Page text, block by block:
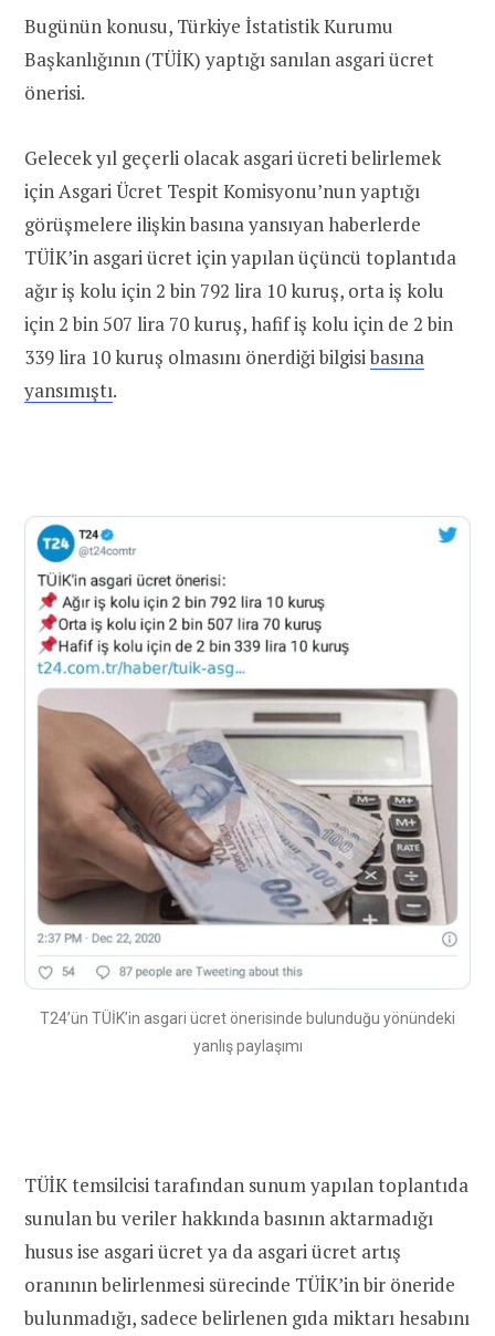
Bugünün konusu, Türkiye İstatistik Kurumu
Başkanlığının (TÜİK) yaptığı sanılan asgari ücret
önerisi.
Gelecek yıl geçerli olacak asgari ücreti belirlemek
için Asgari Ücret Tespit Komisyonu’nun yaptığı
görüşmelere ilişkin basına yansıyan haberlerde
TÜİK’in asgari ücret için yapılan üçüncü toplantıda
ağır iş kolu için 2 bin 792 lira 10 kuruş, orta iş kolu
için 2 bin 507 lira 70 kuruş, hafif iş kolu için de 2 bin
339 lira 10 kuruş olmasını önerdiği bilgisibasına
yansımıştı.
T24’ün TÜİK’in asgari ücret önerisinde bulunduğu yönündeki
yanlış paylaşımı
TÜİK temsilcisi tarafından sunum yapılan toplantıda
sunulan bu veriler hakkında basının aktarmadığı
husus ise asgari ücret ya da asgari ücret artış
oranının belirlenmesi sürecinde TÜİK’in bir öneride
bulunmadığı, sadece belirlenen gıda miktarı hesabını